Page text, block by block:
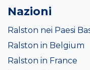
Nazioni
Ralston nei Paesi
Ralston in Belgium
Ralston in France